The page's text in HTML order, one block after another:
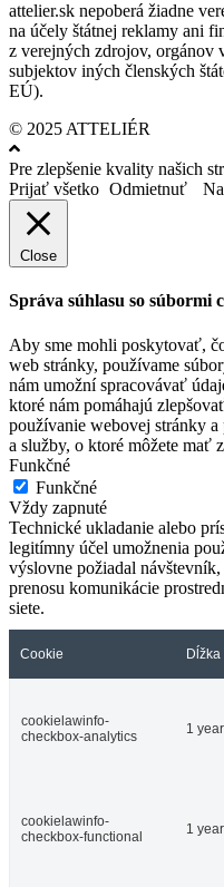
attelier.sk nepoberá žiadne
na účely štátnej reklamy ani
z verejných zdrojov, orgánov
subjektov iných členských
EÚ).
© 2025 ATTELIÉR
Pre zlepšenie kvality našich
Prijať všetko Odmietnuť
Close
Správa súhlasu so súbormi
Aby sme mohli poskytovať,
web stránky, používame
nám umožní spracovávať
ktoré nám pomáhajú
používanie webovej stránky
a služby, o ktoré môžete mať
Funkčné
Funkčné
Vždy zapnuté
Technické ukladanie alebo
legitímny účel umožnenia
výslovne požiadal
prenosu komunikácie
siete.
Cookie Dĺžka
cookielawinfo-
checkbox-analytics
1 year
cookielawinfo-
checkbox-functional
1 year